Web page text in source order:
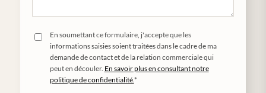
En soumettant ce formulaire, j'accepte que les
informations saisies soient traitées dans le cadre de ma
demande de contact et de la relation commerciale qui
peut en découler. En savoir plus en consultant notre
politique de confidentialité.*